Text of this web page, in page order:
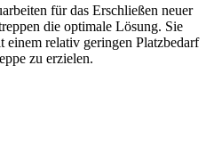
für das Erschließen neuer
die optimale Lösung. Sie
einem relativ geringen Platzbedarf
zu erzielen.